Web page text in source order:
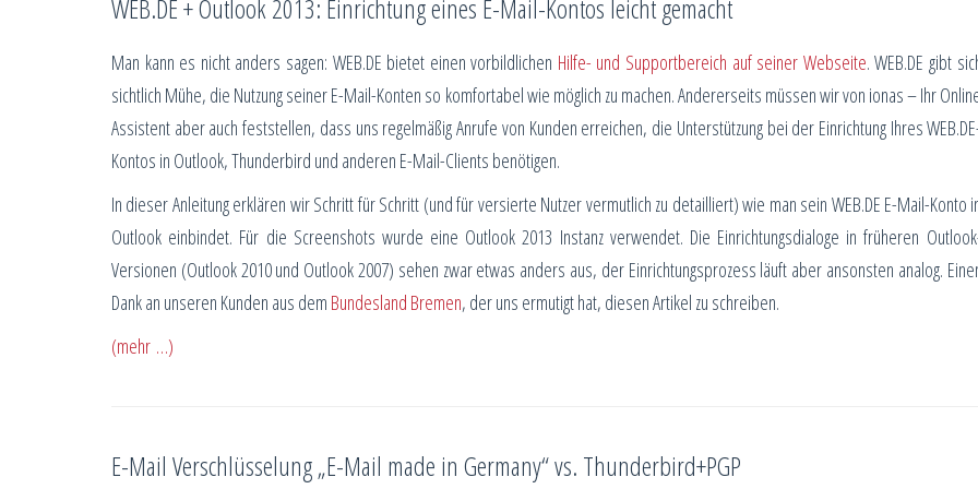
WEB.DE + Outlook 2013: Einrichtung eines E-Mail-Kontos leicht gemacht
Man kann es nicht anders sagen: WEB.DE bietet einen vorbildlichen Hilfe- und Supportbereich auf seiner Webseite. WEB.DE gibt
sichtlich Mühe, die Nutzung seiner E-Mail-Konten so komfortabel wie möglich zu machen. Andererseits müssen wir von ionas – Ihr
Assistent aber auch feststellen, dass uns regelmäßig Anrufe von Kunden erreichen, die Unterstützung bei der Einrichtung Ihres
Kontos in Outlook, Thunderbird und anderen E-Mail-Clients benötigen.
In dieser Anleitung erklären wir Schritt für Schritt (und für versierte Nutzer vermutlich zu detailliert) wie man sein WEB.DE E-Mail-Konto
Outlook einbindet. Für die Screenshots wurde eine Outlook 2013 Instanz verwendet. Die Einrichtungsdialoge in früheren
Versionen (Outlook 2010 und Outlook 2007) sehen zwar etwas anders aus, der Einrichtungsprozess läuft aber ansonsten analog.
Dank an unseren Kunden aus dem Bundesland Bremen, der uns ermutigt hat, diesen Artikel zu schreiben.
(mehr …)
E-Mail Verschlüsselung „E-Mail made in Germany“ vs. Thunderbird+PGP